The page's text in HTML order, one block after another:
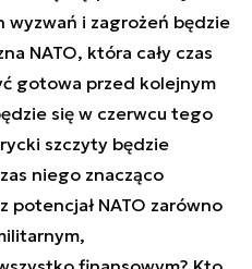
i zagrożeń będzie
NATO, która cały czas
gotowa przed kolejnym
się w czerwcu tego
szczyty będzie
niego znacząco
potencjał NATO zarówno